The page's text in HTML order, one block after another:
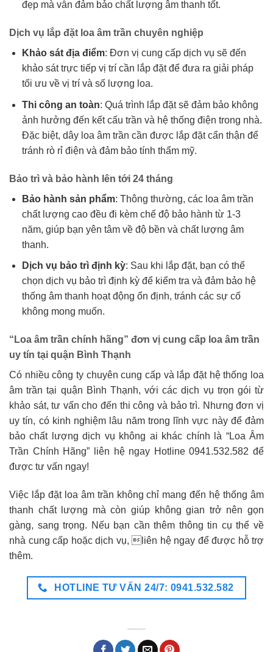
đẹp mà vẫn đảm bảo chất lượng âm thanh tốt.
Dịch vụ lắp đặt loa âm trần chuyên nghiệp
Khảo sát địa điểm: Đơn vị cung cấp dịch vụ sẽ đến
khảo sát trực tiếp vị trí cần lắp đặt để đưa ra giải pháp
tối ưu về vị trí và số lượng loa.
Thi công an toàn: Quá trình lắp đặt sẽ đảm bảo không
ảnh hưởng đến kết cấu trần và hệ thống điện trong nhà.
Đặc biệt, dây loa âm trần cần được lắp đặt cẩn thận để
tránh rò rỉ điện và đảm bảo tính thẩm mỹ.
Bảo trì và bảo hành lên tới 24 tháng
Bảo hành sản phẩm: Thông thường, các loa âm trần
chất lượng cao đều đi kèm chế độ bảo hành từ 1-3
năm, giúp bạn yên tâm về độ bền và chất lượng âm
thanh.
Dịch vụ bảo trì định kỳ: Sau khi lắp đặt, bạn có thể
chọn dịch vụ bảo trì định kỳ để kiểm tra và đảm bảo hệ
thống âm thanh hoạt động ổn định, tránh các sự cố
không mong muốn.
“Loa âm trần chính hãng” đơn vị cung cấp loa âm trần
uy tín tại quận Bình Thạnh
Có nhiều công ty chuyên cung cấp và lắp đặt hệ thống loa
âm trần tại quận Bình Thạnh, với các dịch vụ trọn gói từ
khảo sát, tư vấn cho đến thi công và bảo trì. Nhưng đơn vị
uy tín, có kinh nghiệm lâu năm trong lĩnh vực này để đảm
bảo chất lượng dịch vụ không ai khác chính là “Loa Âm
Trần Chính Hãng” liên hệ ngay Hotline 0941.532.582 để
được tư vấn ngay!
Việc lắp đặt loa âm trần không chỉ mang đến hệ thống âm
thanh chất lượng mà còn giúp không gian trở nên gọn
gàng, sang trọng. Nếu bạn cần thêm thông tin cụ thể về
nhà cung cấp hoặc dịch vụ, liên hệ ngay để được hỗ trợ
thêm.
HOTLINE TƯ VẤN 24/7: 0941.532.582